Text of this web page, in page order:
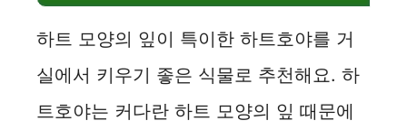
하트 모양의 잎이 특이한 하트호야를 거
실에서 키우기 좋은 식물로 추천해요. 하
트호야는 커다란 하트 모양의 잎 때문에